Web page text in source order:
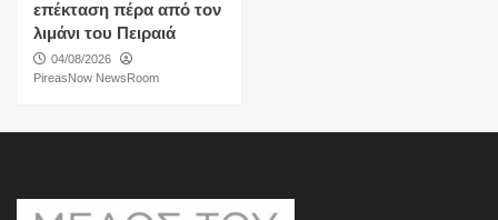
επέκταση πέρα από τον
λιμάνι του Πειραιά
04/08/2026
PireasNow NewsRoom